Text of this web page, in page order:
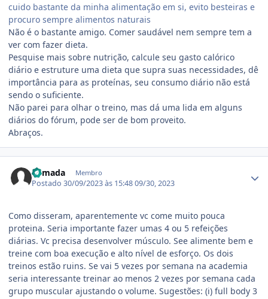
cuido bastante da minha alimentação em si, evito besteiras e
procuro sempre alimentos naturais
Não é o bastante amigo. Comer saudável nem sempre tem a
ver com fazer dieta.
Pesquise mais sobre nutrição, calcule seu gasto calórico
diário e estruture uma dieta que supra suas necessidades, dê
importância para as proteínas, seu consumo diário não está
sendo o suficiente.
Não parei para olhar o treino, mas dá uma lida em alguns
diários do fórum, pode ser de bom proveito.
Abraços.
Remada Membro
Postado30/09/2023 às 15:4809/30, 2023
Como disseram, aparentemente vc come muito pouca
proteina. Seria importante fazer umas 4 ou 5 refeições
diárias. Vc precisa desenvolver músculo. See alimente bem e
treine com boa execução e alto nível de esforço. Os dois
treinos estão ruins. Se vai 5 vezes por semana na academia
seria interessante treinar ao menos 2 vezes por semana cada
grupo muscular ajustando o volume. Sugestões: (i) full body 3